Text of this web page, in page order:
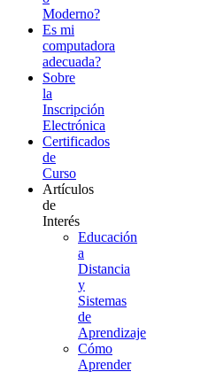
Moderno?
Es mi
computadora
adecuada?
Sobre
la
Inscripción
Electrónica
Certificados
de
Curso
Artículos
de
Interés
Educación
a
Distancia
y
Sistemas
de
Aprendizaje
Cómo
Aprender